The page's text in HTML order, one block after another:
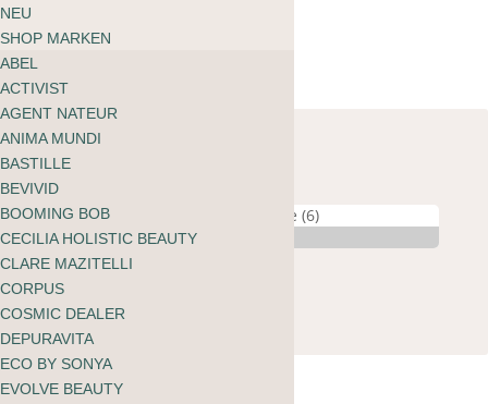
Textsuche
Marken
Produktkategorien
Bedürfnis
Inhaltsstoffe
Warenkorb
kein Produkt gefunden
zu shoppen
ÜBER MOOI
BLOG
NEU
SHOP MARKEN
ABEL
ACTIVIST
AGENT NATEUR
ANIMA MUNDI
BASTILLE
BEVIVID
BOOMING BOB
CECILIA HOLISTIC BEAUTY
CLARE MAZITELLI
CORPUS
COSMIC DEALER
DEPURAVITA
ECO BY SONYA
EVOLVE BEAUTY